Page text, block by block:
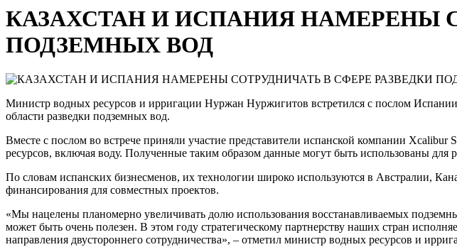
КАЗАХСТАН И ИСПАНИЯ НАМЕРЕНЫ
ПОДЗЕМНЫХ ВОД
Министр водных ресурсов и ирригации Нуржан Нуржигитов встретился с послом
области разведки подземных вод.
Вместе с послом во встрече приняли участие представители испанской компании
ресурсов, включая воду. Полученные таким образом данные могут быть использованы
По словам испанских бизнесменов, их технологии широко используются в Австралии,
финансирования для совместных проектов.
«Мы нацелены планомерно увеличивать долю использования восстанавливаемых
может быть очень полезен. В этом году стратегическому партнерству наших стран
направления двустороннего сотрудничества», – отметил министр водных ресурсов и